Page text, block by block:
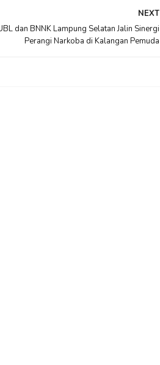
NEXT
dan BNNK Lampung Selatan Jalin Sinergi
Perangi Narkoba di Kalangan Pemuda